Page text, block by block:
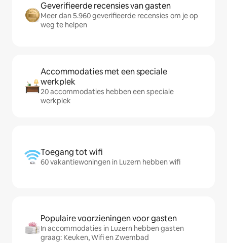
Geverifieerde recensies van gasten
Meer dan 5.960 geverifieerde recensies om je op
weg te helpen
Accommodaties met een speciale
werkplek
20 accommodaties hebben een speciale
werkplek
Toegang tot wifi
60 vakantiewoningen in Luzern hebben wifi
Populaire voorzieningen voor gasten
In accommodaties in Luzern hebben gasten
graag: Keuken, Wifi en Zwembad